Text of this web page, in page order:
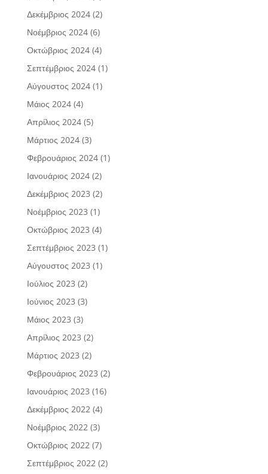
Δεκέμβριος 2024(2)
Νοέμβριος 2024(6)
Οκτώβριος 2024(4)
Σεπτέμβριος 2024(1)
Αύγουστος 2024(1)
Μάιος 2024(4)
Απρίλιος 2024(5)
Μάρτιος 2024(3)
Φεβρουάριος 2024(1)
Ιανουάριος 2024(2)
Δεκέμβριος 2023 (2)
Νοέμβριος 2023 (1)
Οκτώβριος 2023 (4)
Σεπτέμβριος 2023 (1)
Αύγουστος 2023 (1)
Ιούλιος 2023 (2)
Ιούνιος 2023 (3)
Μάιος 2023 (3)
Απρίλιος 2023 (2)
Μάρτιος 2023 (2)
Φεβρουάριος 2023 (2)
Ιανουάριος 2023 (16)
Δεκέμβριος 2022(4)
Νοέμβριος 2022(3)
Οκτώβριος 2022(7)
Σεπτέμβριος 2022(2)